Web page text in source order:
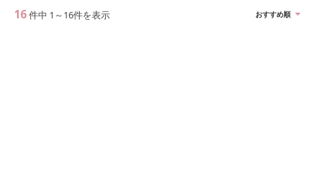
16件中 1 ～ 16件を表示 おすすめ順